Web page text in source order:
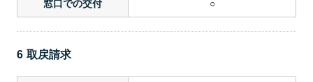
6 取戻請求